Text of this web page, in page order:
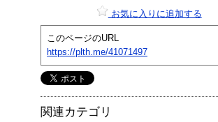
お気に入りに追加する
このページのURL
https://plth.me/41071497
関連カテゴリ